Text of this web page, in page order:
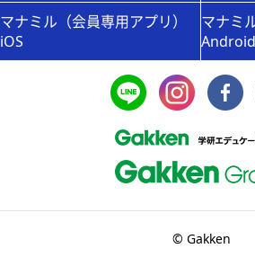
マナミル（会員専用アプリ）
iOS
マナミ
Android
© Gakken